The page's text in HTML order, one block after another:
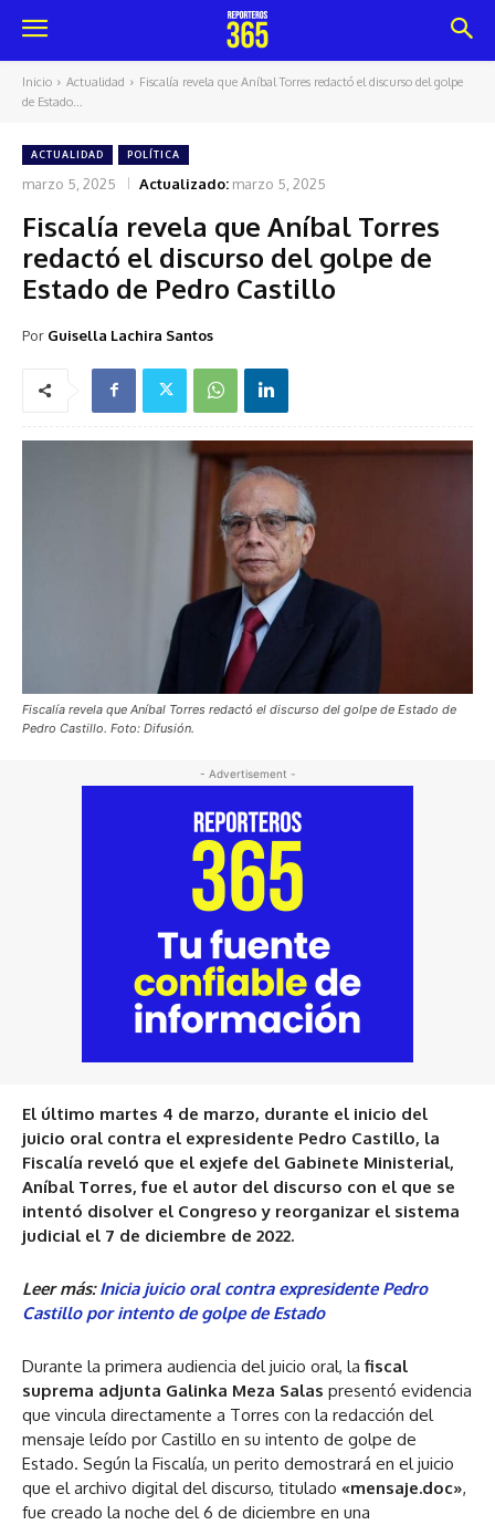
Inicio Actualidad
Fiscalía revela que Aníbal Torres redactó el discurso del golpe
de Estado...
ACTUALIDAD POLÍTICA
marzo 5, 2025 Actualizado: marzo 5, 2025
Fiscalía revela que Aníbal Torres
redactó el discurso del golpe de
Estado de Pedro Castillo
Por Guisella Lachira Santos
Fiscalía revela que Aníbal Torres redactó el discurso del golpe de Estado de
Pedro Castillo. Foto: Difusión.
- Advertisement -
El último martes 4 de marzo, durante el inicio del
juicio oral contra el expresidente Pedro Castillo, la
Fiscalía reveló que el exjefe del Gabinete Ministerial,
Aníbal Torres, fue el autor del discurso con el que se
intentó disolver el Congreso y reorganizar el sistema
judicial el 7 de diciembre de 2022.
Leer más:Inicia juicio oral contra expresidente Pedro
Castillo por intento de golpe de Estado
Durante la primera audiencia del juicio oral, la fiscal
suprema adjunta Galinka Meza Salas presentó evidencia
que vincula directamente a Torres con la redacción del
mensaje leído por Castillo en su intento de golpe de
Estado. Según la Fiscalía, un perito demostrará en el juicio
que el archivo digital del discurso, titulado «mensaje.doc»,
fue creado la noche del 6 de diciembre en una